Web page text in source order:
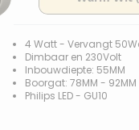
4 Watt - Vervangt
Dimbaar en 230Volt
Inbouwdiepte: 55MM
Boorgat: 78MM - 92MM
Philips LED - GU10